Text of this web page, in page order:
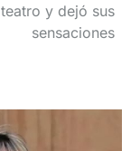
teatro y dejó sus
sensaciones